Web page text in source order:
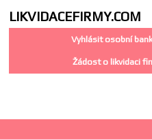
LIKVIDACEFIRMY.COM
Vyhlásit osobní
Žádost o likvidaci